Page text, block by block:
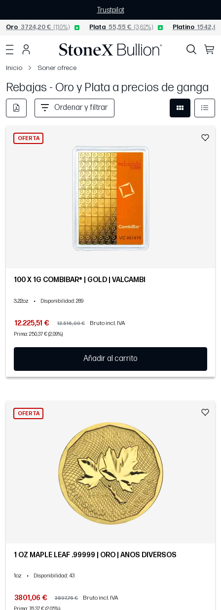
Trustpilot
Oro 3724,20 € (1,10%) Plata 55,55 € (3,62%) Platino
Inicio Soner ofrece
Rebajas - Oro y Plata a precios de ganga
Ordenar y filtrar
OFERTA
100 X 1G COMBIBAR® | GOLD | VALCAMBI
3.22oz • Disponibilidad: 289
12.225,51 € 12.516,09 € Bruto incl. IVA
Prima: 250,37 € (2,09%)
Añadir al carrito
OFERTA
1 OZ MAPLE LEAF .99999 | ORO | AÑOS DIVERSOS
1oz • Disponibilidad: 43
3801,06 € 3897,76 € Bruto incl. IVA